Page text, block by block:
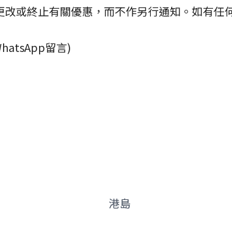
或終止有關優惠，而不作另行通知。如有
留言)
港島